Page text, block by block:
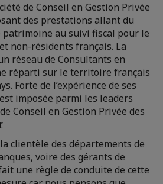
de Conseil en Gestion Privée
des prestations allant du
patrimoine au suivi fiscal pour le
non-résidents français. La
réseau de Consultants en
réparti sur le territoire français
Forte de l’expérience de ses
imposée parmi les leaders
Conseil en Gestion Privée des
clientèle des départements de
voire des gérants de
une règle de conduite de cette